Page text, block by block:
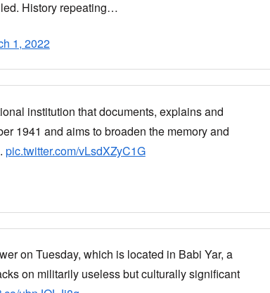
と現地情報、バビ・ヤールが爆
怒
afternoon.pic.twitter.com/Ft2GekHkmJ